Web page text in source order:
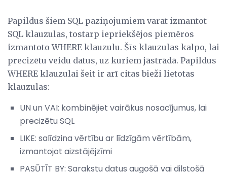
Papildus šiem SQL paziņojumiem varat izmantot
SQL klauzulas, tostarp iepriekšējos piemēros
izmantoto WHERE klauzulu. Šīs klauzulas kalpo, lai
precizētu veidu datus, uz kuriem jāstrādā. Papildus
WHERE klauzulai šeit ir arī citas bieži lietotas
klauzulas:
UN un VAI: kombinējiet vairākus nosacījumus, lai
precizētu SQL
LIKE: salīdzina vērtību ar līdzīgām vērtībām,
izmantojot aizstājējzīmi
PASŪTĪT BY: Sarakstu datus augošā vai dilstošā